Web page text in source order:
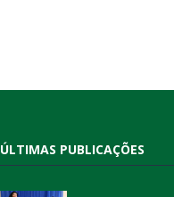
ÚLTIMAS PUBLICAÇÕES